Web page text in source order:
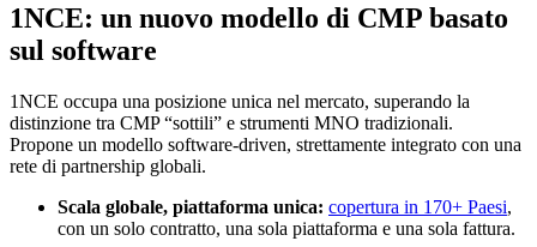
1NCE: un nuovo modello di CMP basato
sul software
1NCE occupa una posizione unica nel mercato, superando la
distinzione tra CMP “sottili” e strumenti MNO tradizionali.
Propone un modello software-driven, strettamente integrato con una
rete di partnership globali.
Scala globale, piattaforma unica: copertura in 170+ Paesi,
con un solo contratto, una sola piattaforma e una sola fattura.